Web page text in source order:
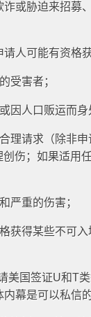
或胁迫来招募
人可能有资格
受害者；
因人口贩运而身
理请求（除非
伤；如果适用
严重的伤害；
获得某些不可
美国签证U和T
幕是可以私信的